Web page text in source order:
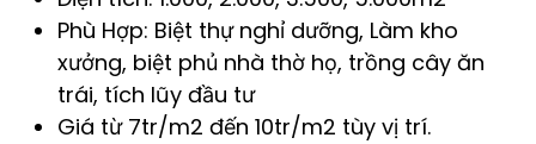
Phù Hợp: Biệt thự nghỉ dưỡng, Làm kho
xưởng, biệt phủ nhà thờ họ, trồng cây ăn
trái, tích lũy đầu tư
Giá từ 7tr/m2 đến 10tr/m2 tùy vị trí.